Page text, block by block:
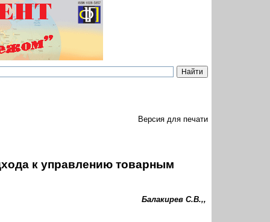
Версия для печати
к управлению товарным
Балакирев С.В.,,